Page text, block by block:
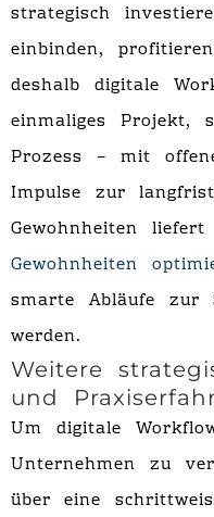
strategisch
einbinden,
deshalb digitale
einmaliges Projekt,
Prozess – mit
Impulse zur
Gewohnheiten
Gewohnheiten
smarte Abläufe zur
werden.
Weitere
und
Um digitale
Unternehmen zu
über eine